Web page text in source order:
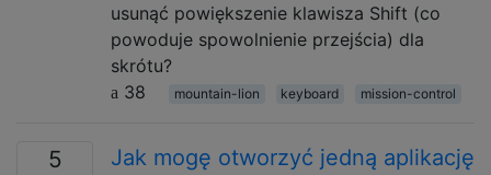
usunąć powiększenie klawisza Shift (co
powoduje spowolnienie przejścia) dla
skrótu?
38
mountain-lion keyboard mission-control
5
Jak mogę otworzyć jedną aplikację